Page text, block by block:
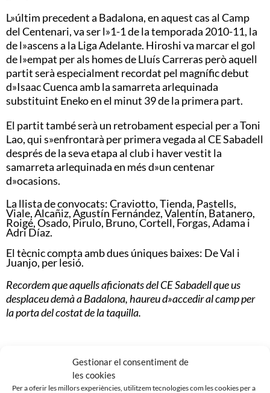
Gestionar el consentiment de
les cookies
Per a oferir les millors experiències, utilitzem tecnologies com les cookies per a
L»últim precedent a Badalona, en aquest cas al Camp
del Centenari, va ser l»1-1 de la temporada 2010-11, la
de l»ascens a la Liga Adelante. Hiroshi va marcar el gol
de l»empat per als homes de Lluís Carreras però aquell
partit serà especialment recordat pel magnífic debut
d»Isaac Cuenca amb la samarreta arlequinada
substituint Eneko en el minut 39 de la primera part.
El partit també serà un retrobament especial per a Toni
Lao, qui s»enfrontarà per primera vegada al CE Sabadell
després de la seva etapa al club i haver vestit la
samarreta arlequinada en més d»un centenar
d»ocasions.
La llista de convocats: Craviotto, Tienda, Pastells,
Viale, Alcañiz, Agustín Fernández, Valentín, Batanero,
Roigé, Osado, Pirulo, Bruno, Cortell, Forgas, Adama i
Adri Díaz.
El tècnic compta amb dues úniques baixes: De Val i
Juanjo, per lesió.
Recordem que aquells aficionats del CE Sabadell que us
desplaceu demà a Badalona, haureu d»accedir al camp per
la porta del costat de la taquilla.
Noticias Relacionadas